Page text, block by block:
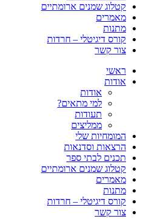
קטלוג שמנים ארומתיים
מאמרים
מתנות
קורס דיגיטלי – חרדות
צור קשר
ראשי
אודות
אודות
למי מתאים?
תעודות
ממליצים
המומחיות שלי
הרצאות וסדנאות
תכנים לבתי ספר
קטלוג שמנים ארומתיים
מאמרים
מתנות
קורס דיגיטלי – חרדות
צור קשר